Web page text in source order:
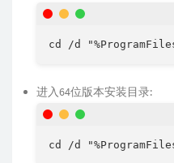
进入64位版本安装目录: